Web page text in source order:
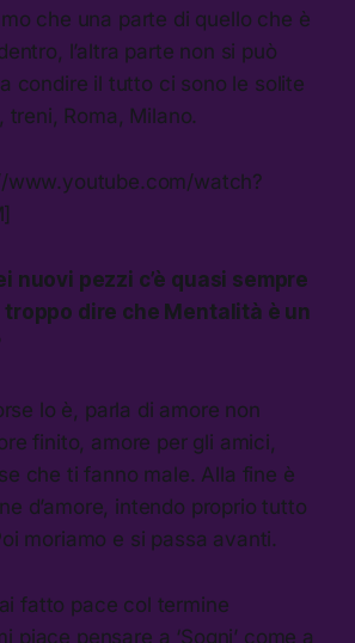
che una parte di quello che è
l’altra parte non si può
condire il tutto ci sono le solite
treni, Roma, Milano.
www.youtube.com/watch?
nuovi pezzi c’è quasi sempre
troppo dire che Mentalità è un
lo è, parla di amore non
finito, amore per gli amici,
che ti fanno male. Alla fine è
d’amore, intendo proprio tutto
moriamo e si passa avanti.
fatto pace col termine
piace pensare a ‘Sogni’ come a